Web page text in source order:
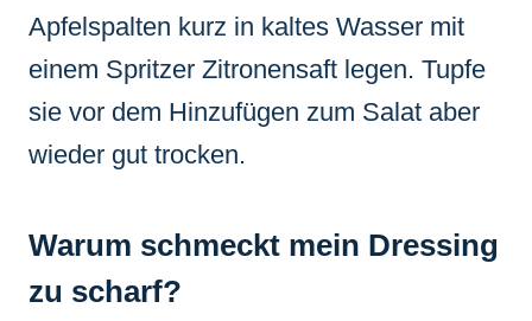
Apfelspalten kurz in kaltes Wasser mit
einem Spritzer Zitronensaft legen. Tupfe
sie vor dem Hinzufügen zum Salat aber
wieder gut trocken.
Warum schmeckt mein Dressing
zu scharf?